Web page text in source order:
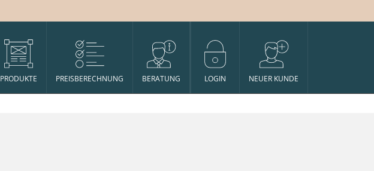
PRODUKTE PREISBERECHNUNG BERATUNG LOGIN NEUER KUNDE